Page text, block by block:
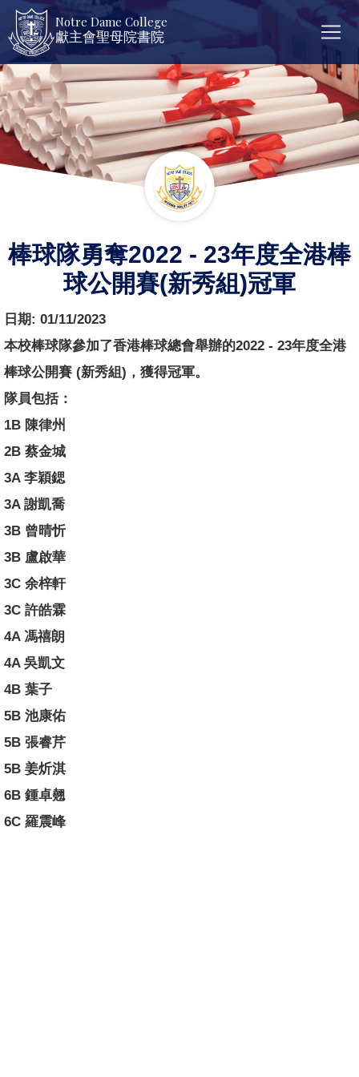
Notre Dame College
獻主會聖母院書院
棒球隊勇奪2022 - 23年度全港棒
球公開賽(新秀組)冠軍
日期: 01/11/2023
本校棒球隊參加了香港棒球總會舉辦的2022 - 23年度全港
棒球公開賽 (新秀組)，獲得冠軍。
隊員包括：
1B 陳律州
2B 蔡金城
3A 李穎鍶
3A 謝凱喬
3B 曾晴忻
3B 盧啟華
3C 余梓軒
3C 許皓霖
4A 馮禧朗
4A 吳凱文
4B 葉子
5B 池康佑
5B 張睿芹
5B 姜炘淇
6B 鍾卓翹
6C 羅震峰